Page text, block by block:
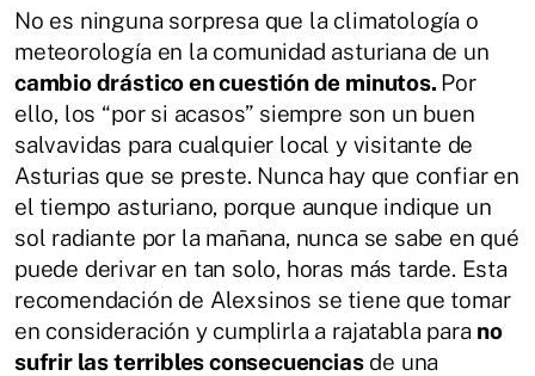
No es ninguna sorpresa que la climatología o
meteorología en la comunidad asturiana de un
cambio drástico en cuestión de minutos. Por
ello, los “por si acasos” siempre son un buen
salvavidas para cualquier local y visitante de
Asturias que se preste. Nunca hay que confiar en
el tiempo asturiano, porque aunque indique un
sol radiante por la mañana, nunca se sabe en qué
puede derivar en tan solo, horas más tarde. Esta
recomendación de Alexsinos se tiene que tomar
en consideración y cumplirla a rajatabla para no
sufrir las terribles consecuenciasde una